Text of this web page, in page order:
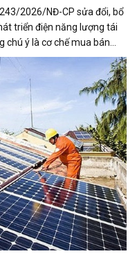
2026/NĐ-CP sửa đổi, bổ
triển điện năng lượng tái
chú ý là cơ chế mua bán
nhà được mở rộng, trong
giao dịch từ 20% lên tối
và doanh nghiệp đầu tư